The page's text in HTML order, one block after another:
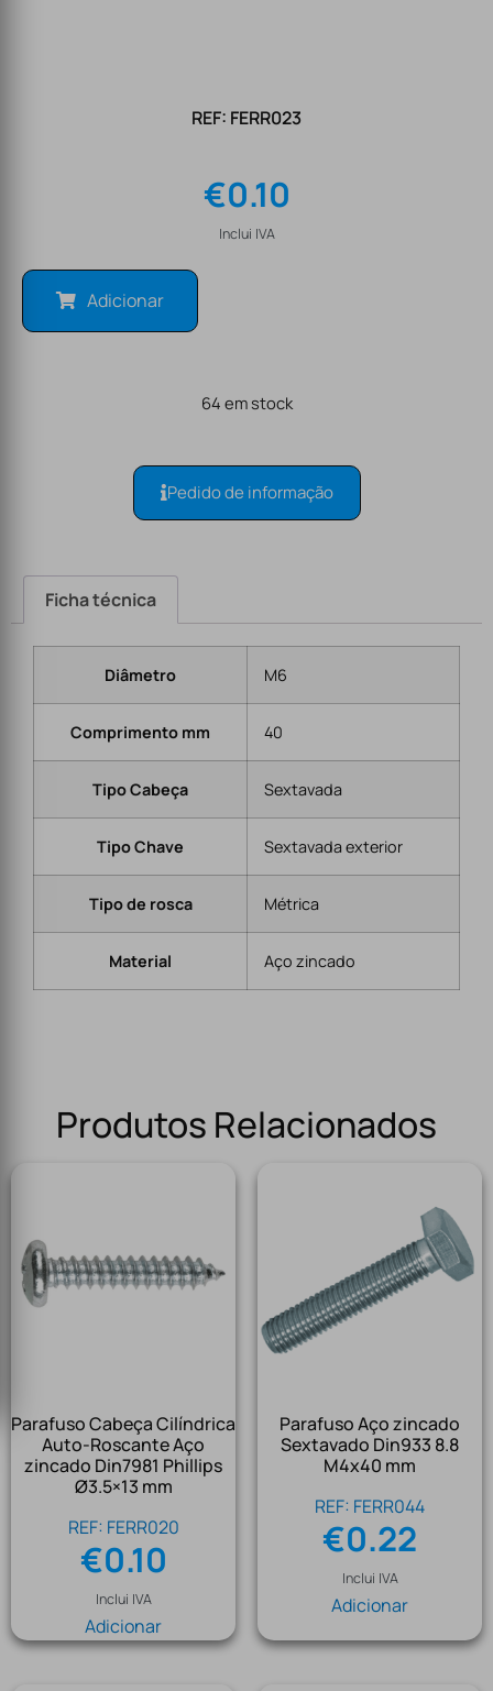
REF: FERR023
€0.10
Inclui IVA
Adicionar
64 em stock
Pedido de informação
Ficha técnica
Diâmetro M6
Comprimento mm 40
Tipo Cabeça Sextavada
Tipo Chave Sextavada exterior
Tipo de rosca Métrica
Material Aço zincado
Produtos Relacionados
Parafuso Cabeça Cilíndrica
Auto-Roscante Aço
zincado Din7981 Phillips
Ø3.5×13 mm
REF: FERR020
€0.10
Inclui IVA
Adicionar
Parafuso Aço zincado
Sextavado Din933 8.8
M4x40 mm
REF: FERR044
€0.22
Inclui IVA
Adicionar